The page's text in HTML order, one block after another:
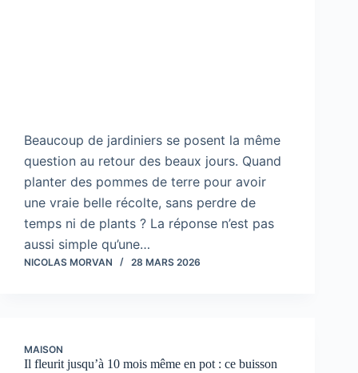
Beaucoup de jardiniers se posent la même
question au retour des beaux jours. Quand
planter des pommes de terre pour avoir
une vraie belle récolte, sans perdre de
temps ni de plants ? La réponse n’est pas
aussi simple qu’une…
NICOLAS MORVAN 28 MARS 2026
MAISON
Il fleurit jusqu’à 10 mois même en pot : ce buisson